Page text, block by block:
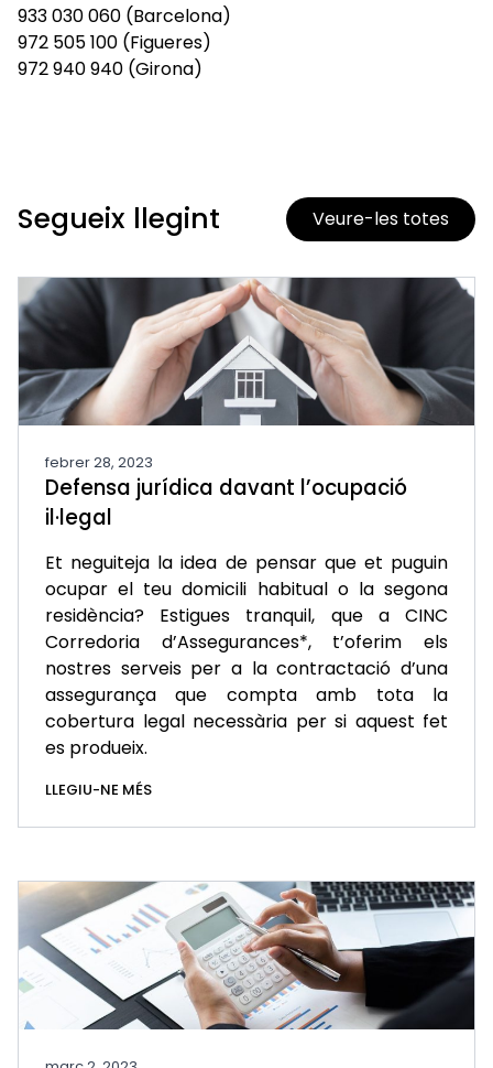
933 030 060 (Barcelona)
972 505 100 (Figueres)
972 940 940 (Girona)
Segueix llegint Veure-les totes
febrer 28, 2023
Defensa jurídica davant l’ocupació
il·legal
Et neguiteja la idea de pensar que et puguin
ocupar el teu domicili habitual o la segona
residència? Estigues tranquil, que a CINC
Corredoria d’Assegurances*, t’oferim els
nostres serveis per a la contractació d’una
assegurança que compta amb tota la
cobertura legal necessària per si aquest fet
es produeix.
LLEGIU-NE MÉS